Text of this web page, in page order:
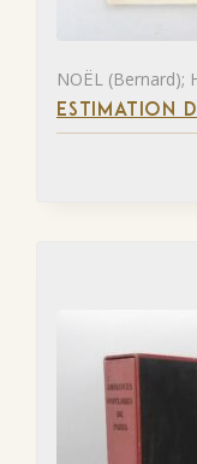
NOËL (Bernard);
ESTIMATION